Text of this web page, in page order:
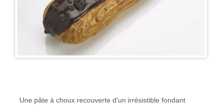
Une pâte à choux recouverte d'un irrésistible fondant